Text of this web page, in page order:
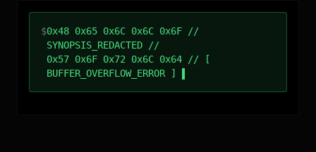
$0x48 0x65 0x6C 0x6C 0x6F //
SYNOPSIS_REDACTED //
0x57 0x6F 0x72 0x6C 0x64 // [
BUFFER_OVERFLOW_ERROR ]